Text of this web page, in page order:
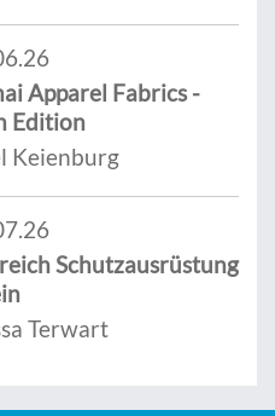
Apparel Fabrics -
Edition
Keienburg
Schutzausrüstung
Terwart